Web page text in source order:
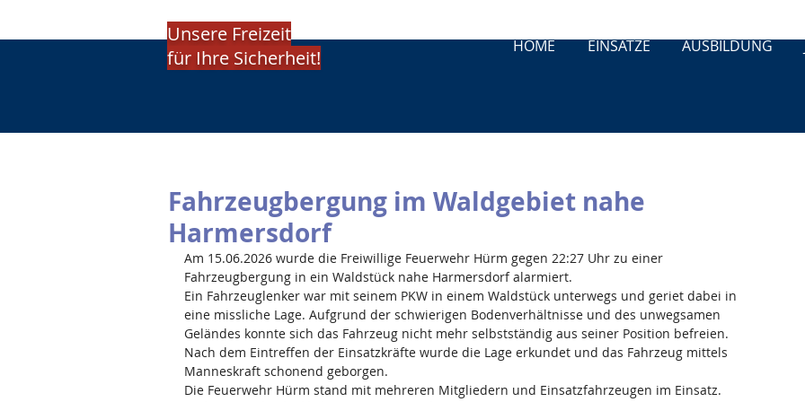
Unsere Freizeit
für Ihre Sicherheit!
HOME EINSÄTZE AUSBILDUNG
Fahrzeugbergung im Waldgebiet nahe
Harmersdorf
Am 15.06.2026 wurde die Freiwillige Feuerwehr Hürm gegen 22:27 Uhr zu einer
Fahrzeugbergung in ein Waldstück nahe Harmersdorf alarmiert.
Ein Fahrzeuglenker war mit seinem PKW in einem Waldstück unterwegs und geriet dabei in
eine missliche Lage. Aufgrund der schwierigen Bodenverhältnisse und des unwegsamen
Geländes konnte sich das Fahrzeug nicht mehr selbstständig aus seiner Position befreien.
Nach dem Eintreffen der Einsatzkräfte wurde die Lage erkundet und das Fahrzeug mittels
Manneskraft schonend geborgen.
Die Feuerwehr Hürm stand mit mehreren Mitgliedern und Einsatzfahrzeugen im Einsatz.